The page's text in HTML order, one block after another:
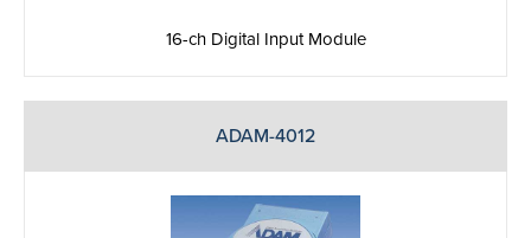
16-ch Digital Input Module
ADAM-4012